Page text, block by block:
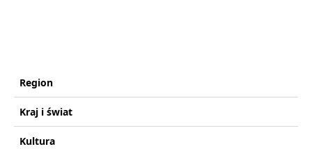
Region
Kraj i świat
Kultura